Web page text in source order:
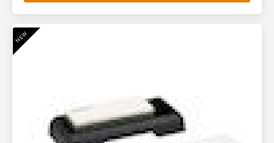
NEW